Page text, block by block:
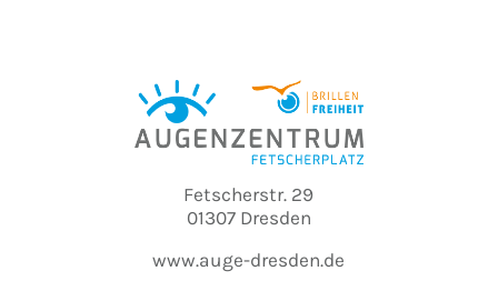
Fetscherstr. 29
01307 Dresden
www.auge-dresden.de